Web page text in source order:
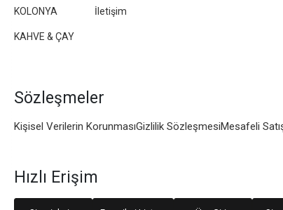
KOLONYA
KAHVE & ÇAY
İletişim
Sözleşmeler
Kişisel Verilerin KorunmasıGizlilik SözleşmesiMesafeli
Hızlı Erişim